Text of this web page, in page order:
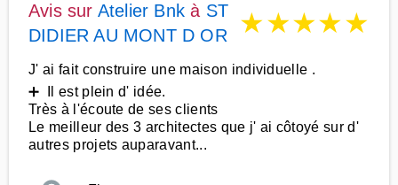
Avis sur Atelier Bnk à ST
DIDIER AU MONT D OR
★★★★★
J' ai fait construire une maison individuelle .
➕ Il est plein d' idée.
Très à l'écoute de ses clients
Le meilleur des 3 architectes que j' ai côtoyé sur d'
autres projets auparavant...